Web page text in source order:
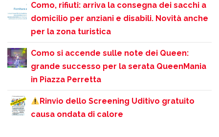
Como, rifiuti: arriva la consegna dei sacchi a
domicilio per anziani e disabili. Novità anche
per la zona turistica
Como si accende sulle note dei Queen:
grande successo per la serata QueenMania
in Piazza Perretta
Rinvio dello Screening Uditivo gratuito
causa ondata di calore